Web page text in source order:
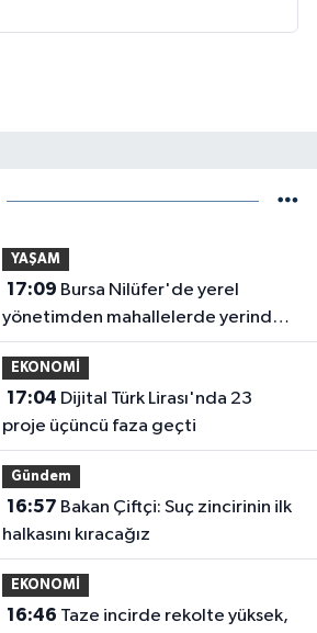
YAŞAM
17:09
yönetimden mahallelerde yerinde
inceleme
EKONOMİ
17:04
proje üçüncü faza geçti
Gündem
16:57
halkasını kıracağız
EKONOMİ
16:46